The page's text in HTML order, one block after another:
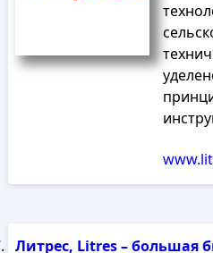
Литрес, Litres – большая